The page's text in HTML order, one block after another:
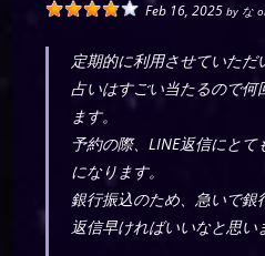
Feb 16, 2025 by な
定期的に利用させていただ
占いはすごい当たるので
ます。
予約の際、LINE返信にと
になります。
銀行振込のため、急いで
返信早ければいいなと思い